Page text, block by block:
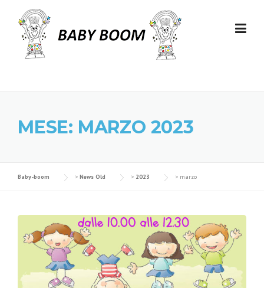
Skip to content
MESE: MARZO 2023
Baby-boom > News Old > 2023 > marzo